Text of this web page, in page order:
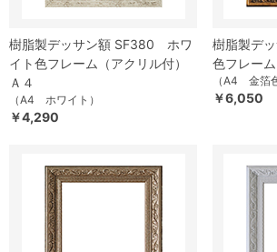
樹脂製デッサン額 SF380 ホワ
イト色フレーム（アクリル付）
Ａ４
（A4 ホワイト）
￥4,290
樹脂製デ
色フレー
（A4 金箔
￥6,050